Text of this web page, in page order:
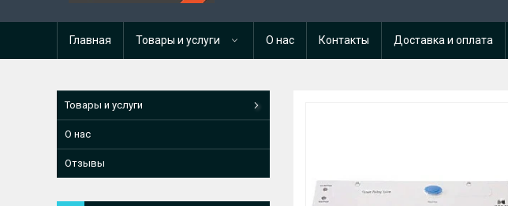
Главная Товары и услуги О нас Контакты Доставка и оплата
Товары и услуги
О нас
Отзывы